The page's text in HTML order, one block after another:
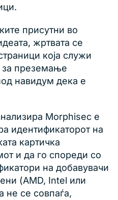
присутни во
жртвата се
која служи
преземање
навидум дека е
Morphisec е
идентификаторот на
картичка
и да го спореди со
на добавувачи
(AMD, Intel или
не се совпаѓа,